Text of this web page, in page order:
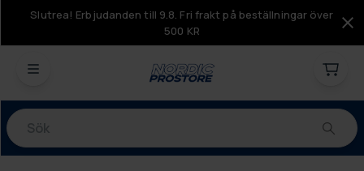
Slutrea! Erbjudanden till 9.8. Fri frakt på beställningar över
500 KR
Produkter